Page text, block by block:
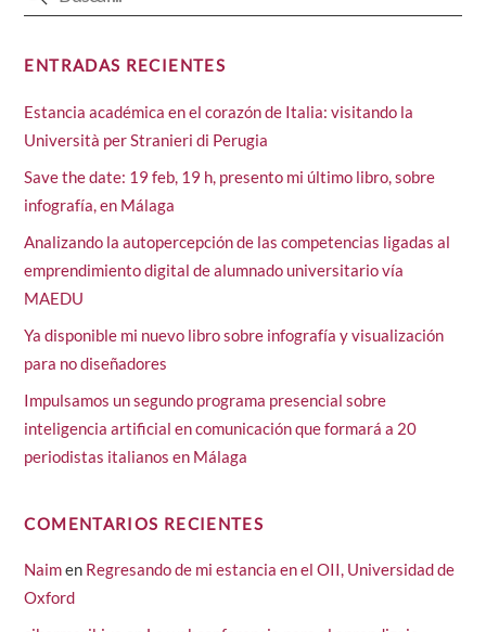
ENTRADAS RECIENTES
Estancia académica en el corazón de Italia: visitando la
Università per Stranieri di Perugia
Save the date: 19 feb, 19 h, presento mi último libro, sobre
infografía, en Málaga
Analizando la autopercepción de las competencias ligadas al
emprendimiento digital de alumnado universitario vía
MAEDU
Ya disponible mi nuevo libro sobre infografía y visualización
para no diseñadores
Impulsamos un segundo programa presencial sobre
inteligencia artificial en comunicación que formará a 20
periodistas italianos en Málaga
COMENTARIOS RECIENTES
Naimen Regresando de mi estancia en el OII, Universidad de
Oxford